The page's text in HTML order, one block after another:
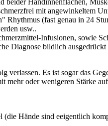
beider Handinnenflächen,
mit angewinkeltem
Rhythmus (fast genau in 24
usw..
Infusionen, sowie
Diagnose bildlich
Es ist sogar das
mehr oder wenigeren Stärke
Hände sind eeigentlich